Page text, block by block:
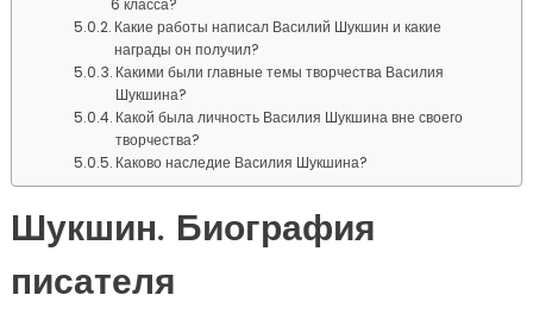
6 класса?
Какие работы написал Василий Шукшин и какие
награды он получил?
Какими были главные темы творчества Василия
Шукшина?
Какой была личность Василия Шукшина вне своего
творчества?
Каково наследие Василия Шукшина?
Шукшин. Биография
писателя